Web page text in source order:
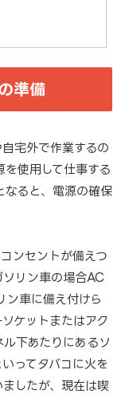
準備
宅外で作業するの
使用して仕事する
なると、電源の確保
ンセントが備えつ
ソリン車の場合AC
ン車に備え付けら
ケットまたはアク
下あたりにあるソ
ってタバコに火を
したが、現在は喫